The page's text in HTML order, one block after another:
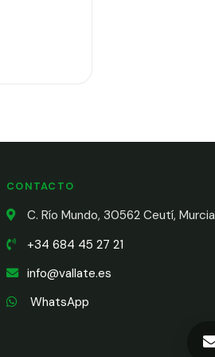
CONTACTO
C. Río Mundo, 30562 Ceutí, Murcia
+34 684 45 27 21
info@vallate.es
WhatsApp